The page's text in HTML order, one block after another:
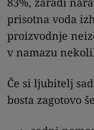
prisotna voda
proizvodnje
v namazu
Če si ljubitelj
bosta zagotovo